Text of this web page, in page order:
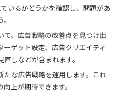
いるかどうかを確認し、問題があ
て、広告戦略の改善点を見つけ出
ーゲット設定、広告クリエイティ
しなどが含まれます。
たな広告戦略を運用します。これ
上が期待できます。